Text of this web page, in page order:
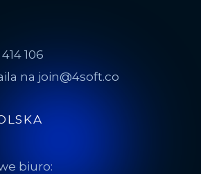
106
na join@4soft.co
biuro: